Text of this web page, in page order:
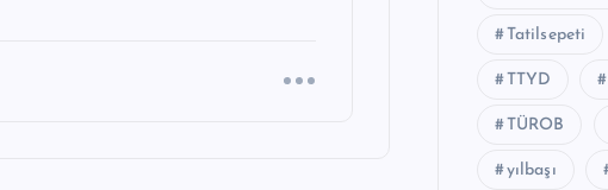
Tatilsepeti
TTYD
TÜROB
yılbaşı